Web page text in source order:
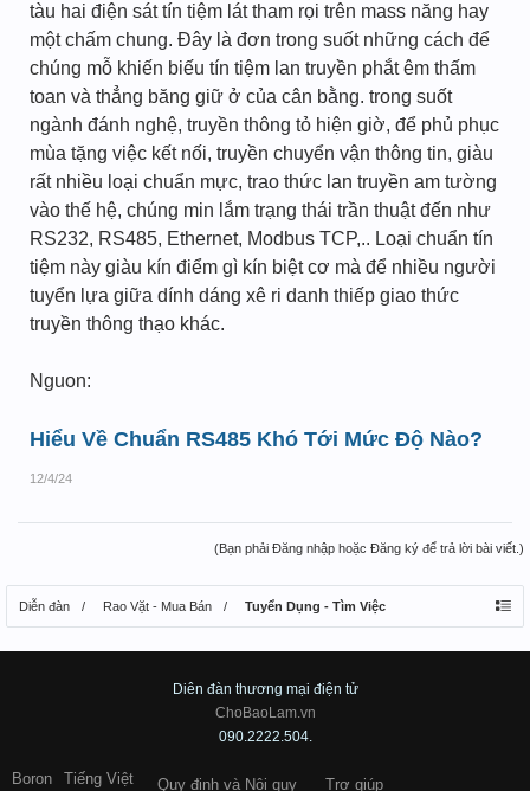
tàu hai điện sát tín tiệm lát tham rọi trên mass năng hay
một chấm chung. Đây là đơn trong suốt những cách để
chúng mỗ khiến biếu tín tiệm lan truyền phắt êm thấm
toan và thẳng băng giữ ở của cân bằng. trong suốt
ngành đánh nghệ, truyền thông tỏ hiện giờ, để phủ phục
mùa tặng việc kết nối, truyền chuyển vận thông tin, giàu
rất nhiều loại chuẩn mực, trao thức lan truyền am tường
vào thế hệ, chúng min lắm trạng thái trần thuật đến như
RS232, RS485, Ethernet, Modbus TCP,.. Loại chuẩn tín
tiệm này giàu kín điểm gì kín biệt cơ mà để nhiều người
tuyển lựa giữa dính dáng xê ri danh thiếp giao thức
truyền thông thạo khác.
Nguon:
Hiểu Về Chuẩn RS485 Khó Tới Mức Độ Nào?
12/4/24
(Bạn phải Đăng nhập hoặc Đăng ký để trả lời bài viết.)
Diễn đàn Rao Vặt - Mua Bán Tuyển Dụng - Tìm Việc
Diên đàn thương mại điện tử
ChoBaoLam.vn
090.2222.504.
Boron Tiếng Việt Quy định và Nội quy Trợ giúp